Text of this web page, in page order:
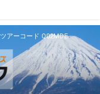
ツアーコード Q02MDE